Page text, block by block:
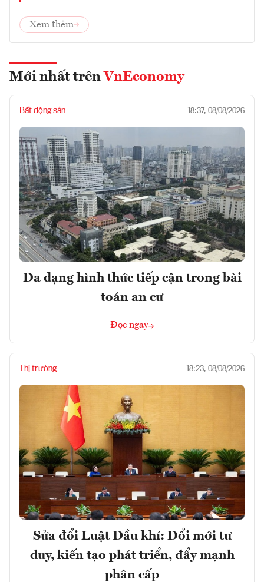
Xem thêm
Mới nhất trên VnEconomy
Bất động sản 18:37, 08/08/2026
Đa dạng hình thức tiếp cận trong bài
toán an cư
Đọc ngay
Thị trường 18:23, 08/08/2026
Sửa đổi Luật Dầu khí: Đổi mới tư
duy, kiến tạo phát triển, đẩy mạnh
phân cấp